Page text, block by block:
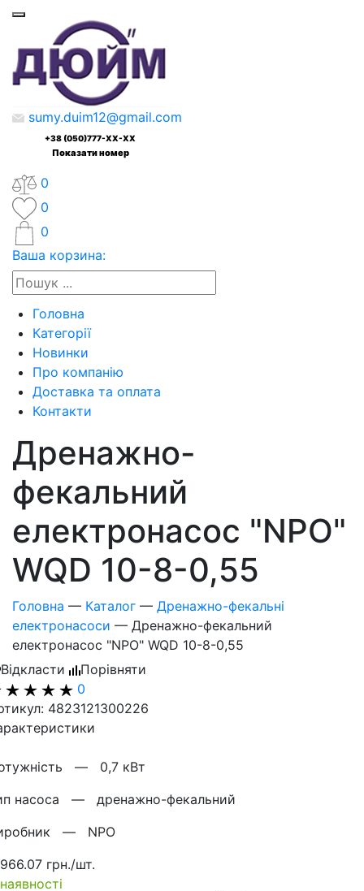
sumy.duim12@gmail.com
+38 (050)777-XX-XX
Показати номер
0
0
0
Ваша корзина:
Головна
Категорії
Новинки
Про компанію
Доставка та оплата
Контакти
Дренажно-
фекальний
електронасос "NPO"
WQD 10-8-0,55
Головна — Каталог — Дренажно-фекальні
електронасоси — Дренажно-фекальний
електронасос "NPO" WQD 10-8-0,55
Відкласти
Порівняти
0
4823121300226
— 0,7 кВт
насоса — дренажно-фекальний
— NPO
грн./шт.